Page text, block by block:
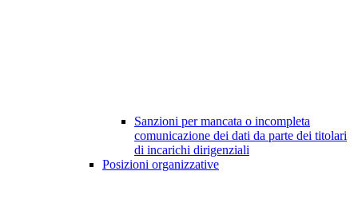
Sanzioni per mancata o incompleta
comunicazione dei dati da parte dei titolari
di incarichi dirigenziali
Posizioni organizzative